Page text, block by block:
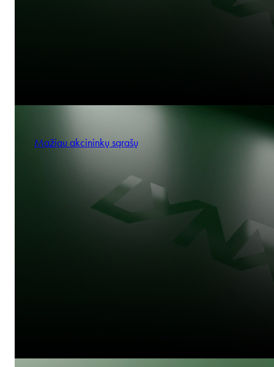
Mažiau akcininkų sąrašų